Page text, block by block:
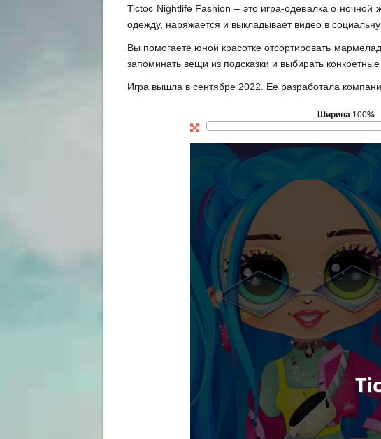
Tictoc Nightlife Fashion – это игра-одевалка о ночной
одежду, наряжается и выкладывает видео в
Вы помогаете юной красотке отсортировать
запоминать вещи из подсказки и выбирать
Игра вышла в сентябре 2022. Ее разработала
Ширина 100%